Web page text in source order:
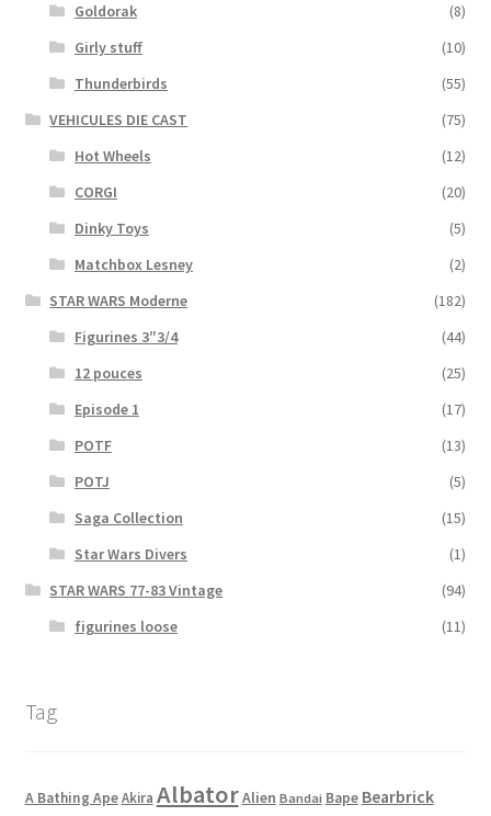
Goldorak
(8)
Girly stuff
(10)
Thunderbirds
(55)
VEHICULES DIE CAST
(75)
Hot Wheels
(12)
CORGI
(20)
Dinky Toys
(5)
Matchbox Lesney
(2)
STAR WARS Moderne
(182)
Figurines 3″3/4
(44)
12 pouces
(25)
Episode 1
(17)
POTF
(13)
POTJ
(5)
Saga Collection
(15)
Star Wars Divers
(1)
STAR WARS 77-83 Vintage
(94)
figurines loose
(11)
Tag
A Bathing Ape Akira AlbatorAlien Bandai Bape Bearbrick